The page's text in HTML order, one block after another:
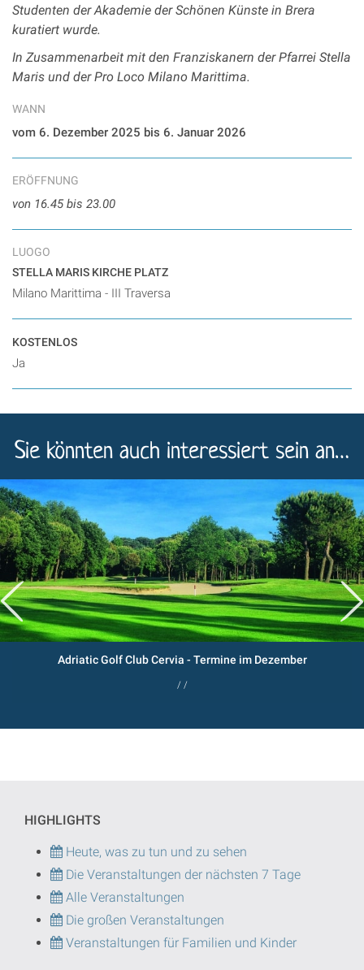
Studenten der Akademie der Schönen Künste in Brera
kuratiert wurde.
In Zusammenarbeit mit den Franziskanern der Pfarrei Stella
Maris und der Pro Loco Milano Marittima.
WANN
vom 6. Dezember 2025 bis 6. Januar 2026
ERÖFFNUNG
von 16.45 bis 23.00
LUOGO
STELLA MARIS KIRCHE PLATZ
Milano Marittima - III Traversa
KOSTENLOS
Ja
Sie könnten auch interessiert sein an…
Adriatic Golf Club Cervia - Termine im Dezember
/ /
HIGHLIGHTS
Heute, was zu tun und zu sehen
Die Veranstaltungen der nächsten 7 Tage
Alle Veranstaltungen
Die großen Veranstaltungen
Veranstaltungen für Familien und Kinder